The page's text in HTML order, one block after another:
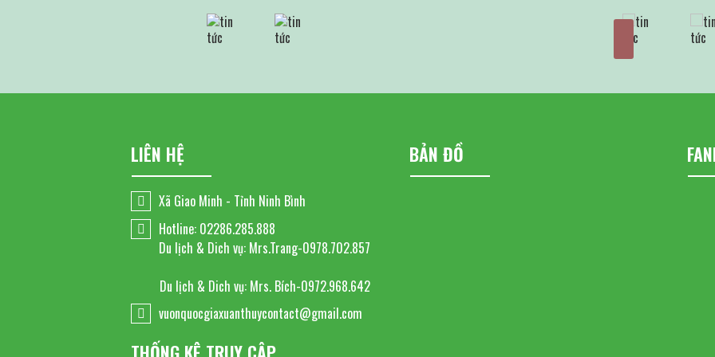
LIÊN HỆ
Xã Giao Minh - Tỉnh Ninh Bình
Hotline: 02286.285.888
Du lịch & Dich vụ: Mrs.Trang-0978.702.857
Du lịch & Dich vụ: Mrs. Bích-0972.968.642
vuonquocgiaxuanthuycontact@gmail.com
BẢN ĐỒ